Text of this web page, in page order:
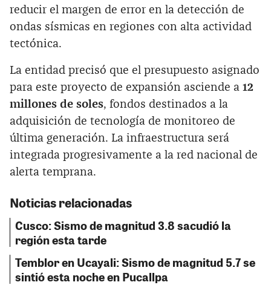
reducir el margen de error en la detección de
ondas sísmicas en regiones con alta actividad
tectónica.
La entidad precisó que el presupuesto asignado
para este proyecto de expansión asciende a 12
millones de soles, fondos destinados a la
adquisición de tecnología de monitoreo de
última generación. La infraestructura será
integrada progresivamente a la red nacional de
alerta temprana.
Noticias relacionadas
Cusco: Sismo de magnitud 3.8 sacudió la
región esta tarde
Temblor en Ucayali: Sismo de magnitud 5.7 se
sintió esta noche en Pucallpa